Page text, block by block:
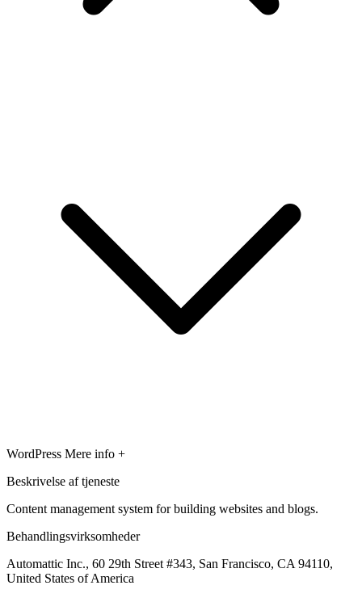
WordPress Mere info +
Beskrivelse af tjeneste
Content management system for building websites and blogs.
Behandlingsvirksomheder
Automattic Inc., 60 29th Street #343, San Francisco, CA 94110,
United States of America